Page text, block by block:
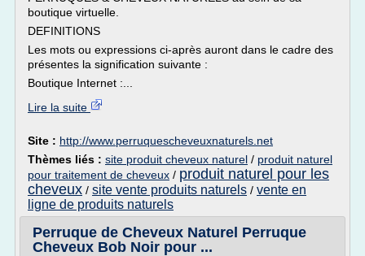
boutique virtuelle.
DEFINITIONS
Les mots ou expressions ci-après auront dans le cadre des
présentes la signification suivante :
Boutique Internet :...
Lire la suite
Site : http://www.perruquescheveuxnaturels.net
Thèmes liés : site produit cheveux naturel / produit naturel
pour traitement de cheveux / produit naturel pour les
cheveux / site vente produits naturels / vente en
ligne de produits naturels
Perruque de Cheveux Naturel Perruque
Cheveux Bob Noir pour ...